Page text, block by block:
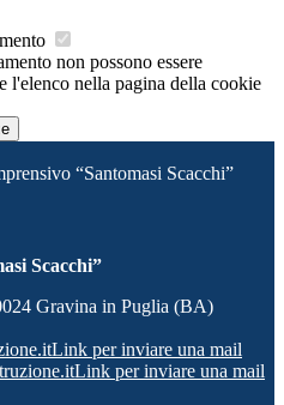
non possono essere
l'elenco nella pagina della cookie
“Santomasi Scacchi”
Scacchi”
Gravina in Puglia (BA)
Link per inviare una mail
Link per inviare una mail